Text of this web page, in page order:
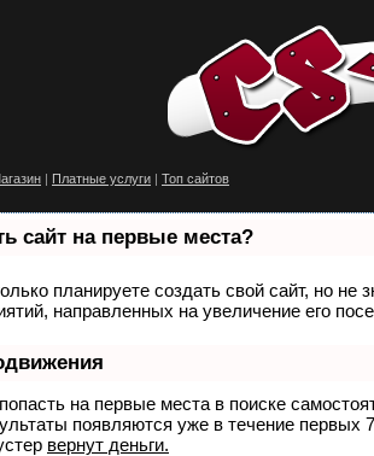
| Платные услуги | Топ сайтов
сайт на первые места?
планируете создать свой сайт, но не
направленных на увеличение его
на первые места в поиске
появляются уже в течение первых
вернут деньги.